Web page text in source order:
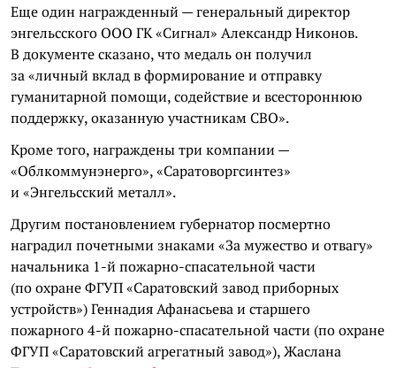
Еще один награжденный — генеральный директор
энгельсского ООО ГК «Сигнал» Александр Никонов.
В документе сказано, что медаль он получил
за «личный вклад в формирование и отправку
гуманитарной помощи, содействие и всестороннюю
поддержку, оказанную участникам СВО».
Кроме того, награждены три компании —
«Облкоммунэнерго», «Саратоворгсинтез»
и «Энгельсский металл».
Другим постановлением губернатор посмертно
наградил почетными знаками «За мужество и отвагу»
начальника 1-й пожарно-спасательной части
(по охране ФГУП «Саратовский завод приборных
устройств») Геннадия Афанасьева и старшего
пожарного 4-й пожарно-спасательной части (по охране
ФГУП «Саратовский агрегатный завод»), Жаслана